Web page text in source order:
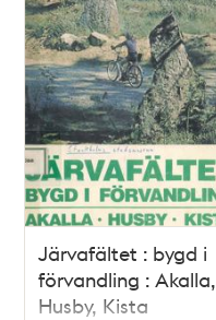
Järvafältet : bygd i
förvandling : Akalla,
Husby, Kista